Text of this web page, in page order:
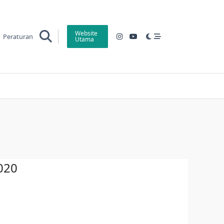
Peraturan Website
Utama